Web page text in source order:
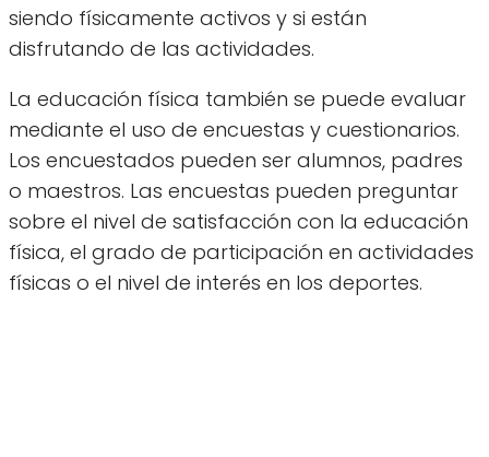
siendo físicamente activos y si están
disfrutando de las actividades.
La educación física también se puede evaluar
mediante el uso de encuestas y cuestionarios.
Los encuestados pueden ser alumnos, padres
o maestros. Las encuestas pueden preguntar
sobre el nivel de satisfacción con la educación
física, el grado de participación en actividades
físicas o el nivel de interés en los deportes.